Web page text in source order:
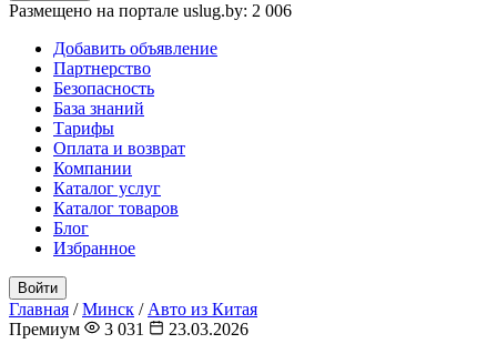
Размещено на портале uslug.by: 2 006
Добавить объявление
Партнерство
Безопасность
База знаний
Тарифы
Оплата и возврат
Компании
Каталог услуг
Каталог товаров
Блог
Избранное
Войти
Главная / Минск / Авто из Китая
Премиум
3 031 23.03.2026